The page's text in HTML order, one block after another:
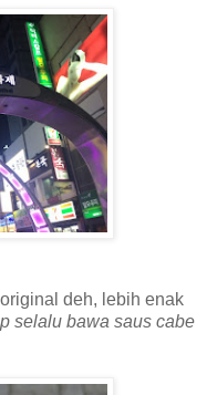
deh, lebih enak
selalu bawa saus cabe